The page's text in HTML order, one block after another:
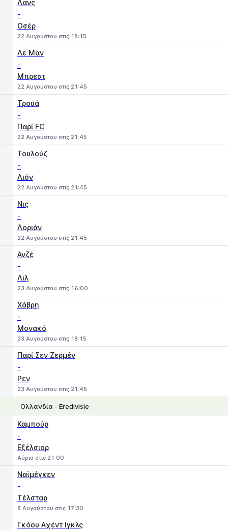
Λανς
-
Οσέρ
22 Αυγούστου στις 18:15
Λε Μαν
-
Μπρεστ
22 Αυγούστου στις 21:45
Τρουά
-
Παρί FC
22 Αυγούστου στις 21:45
Τουλούζ
-
Λιόν
22 Αυγούστου στις 21:45
Νις
-
Λοριάν
22 Αυγούστου στις 21:45
Ανζέ
-
Λιλ
23 Αυγούστου στις 16:00
Χάβρη
-
Μονακό
23 Αυγούστου στις 18:15
Παρί Σεν Ζερμέν
-
Ρεν
23 Αυγούστου στις 21:45
Ολλανδία - Eredivisie
Καμπούρ
-
Εξέλσιορ
Αύριο στις 21:00
Ναϊμέγκεν
-
Τέλσταρ
8 Αυγούστου στις 17:30
Γκόου Aχέντ Ιγκλς